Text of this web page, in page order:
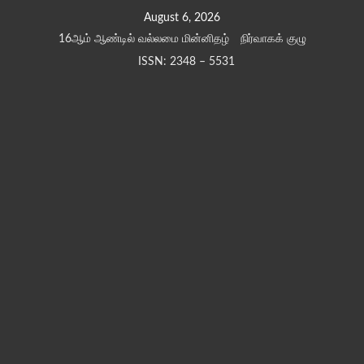
August 6, 2026
16ஆம் ஆண்டில் வல்லமை மின்னிதழ்
நிர்வாகக் குழு
ISSN: 2348 – 5531